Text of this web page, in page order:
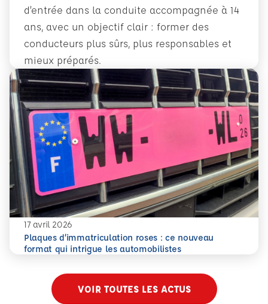
d’entrée dans la conduite accompagnée à 14
ans, avec un objectif clair : former des
conducteurs plus sûrs, plus responsables et
mieux préparés.
En savoir plus
Conduite accompagnée dès 14 ans : former plus tôt pour
17 avril 2026
Plaques d’immatriculation roses : ce nouveau
format qui intrigue les automobilistes
En savoir plus
Plaques d’immatriculation roses : ce nouveau format
VOIR TOUTES LES ACTUS